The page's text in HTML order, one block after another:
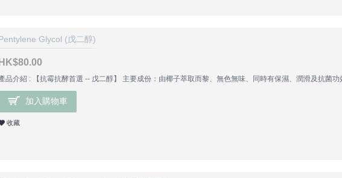
Glycol (戊二醇)
品介紹 : 【抗霉抗酵首選 -- 戊二醇】 主要成份：由椰子萃取而黎、無色無味、同時有保濕、潤滑及抗菌
加入購物車
收藏